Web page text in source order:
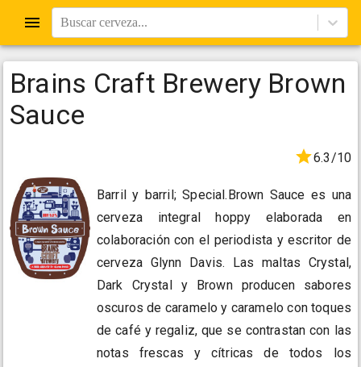
Buscar cerveza...
Brains Craft Brewery Brown
Sauce
6.3/10
Barril y barril; Special.Brown Sauce es una
cerveza integral hoppy elaborada en
colaboración con el periodista y escritor de
cerveza Glynn Davis. Las maltas Crystal,
Dark Crystal y Brown producen sabores
oscuros de caramelo y caramelo con toques
de café y regaliz, que se contrastan con las
notas frescas y cítricas de todos los